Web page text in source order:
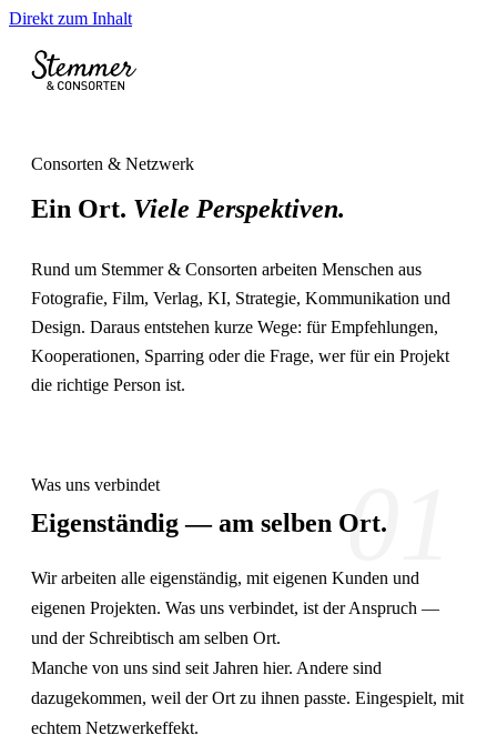
Direkt zum Inhalt
Consorten & Netzwerk
Ein Ort. Viele Perspektiven.
Rund um Stemmer & Consorten arbeiten Menschen aus
Fotografie, Film, Verlag, KI, Strategie, Kommunikation und
Design. Daraus entstehen kurze Wege: für Empfehlungen,
Kooperationen, Sparring oder die Frage, wer für ein Projekt
die richtige Person ist.
01
Was uns verbindet
Eigenständig — am selben Ort.
Wir arbeiten alle eigenständig, mit eigenen Kunden und
eigenen Projekten. Was uns verbindet, ist der Anspruch —
und der Schreibtisch am selben Ort.
Manche von uns sind seit Jahren hier. Andere sind
dazugekommen, weil der Ort zu ihnen passte. Eingespielt, mit
echtem Netzwerkeffekt.